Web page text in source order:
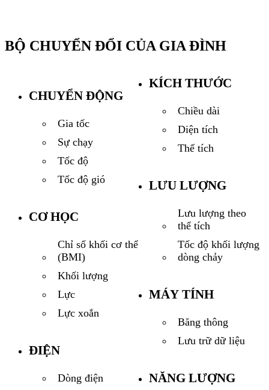
BỘ CHUYỂN ĐỔI CỦA GIA ĐÌNH
CHUYỂN ĐỘNG
Gia tốc
Sự chạy
Tốc độ
Tốc độ gió
CƠ HỌC
Chỉ số khối cơ thể
(BMI)
Khối lượng
Lực
Lực xoắn
ĐIỆN
Dòng điện
KÍCH THƯỚC
Chiều dài
Diện tích
Thể tích
LƯU LƯỢNG
Lưu lượng theo
thể tích
Tốc độ khối lượng
dòng chảy
MÁY TÍNH
Băng thông
Lưu trữ dữ liệu
NĂNG LƯỢNG